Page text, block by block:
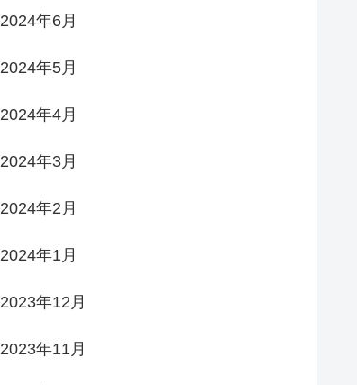
2024年6月
2024年5月
2024年4月
2024年3月
2024年2月
2024年1月
2023年12月
2023年11月